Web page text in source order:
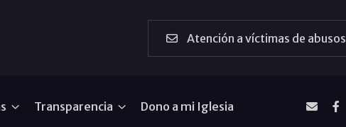
Atención a víctimas de abusos
Transparencia Dono a mi Iglesia